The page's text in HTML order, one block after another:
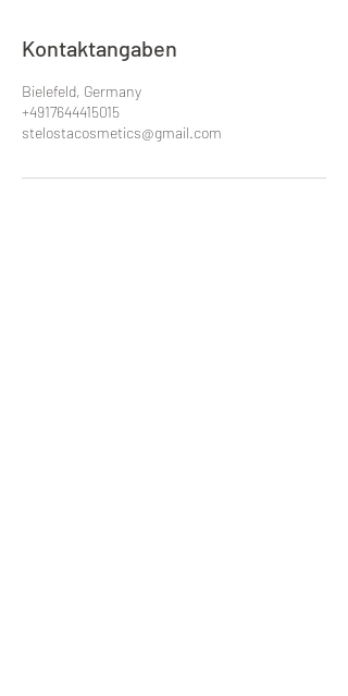
Kontaktangaben
Bielefeld, Germany
+4917644415015
stelostacosmetics@gmail.com